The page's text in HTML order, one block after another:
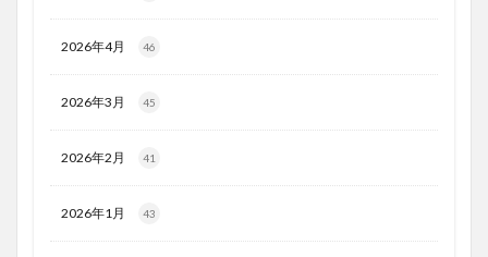
2026年4月 46
2026年3月 45
2026年2月 41
2026年1月 43